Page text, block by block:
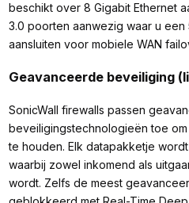
beschikt over 8 Gigabit Ethernet
3.0 poorten aanwezig waar u een
aansluiten voor mobiele WAN
Geavanceerde beveiliging
SonicWall firewalls passen
beveiligingstechnologieën toe
te houden. Elk datapakketje
waarbij zowel inkomend als
wordt. Zelfs de meest